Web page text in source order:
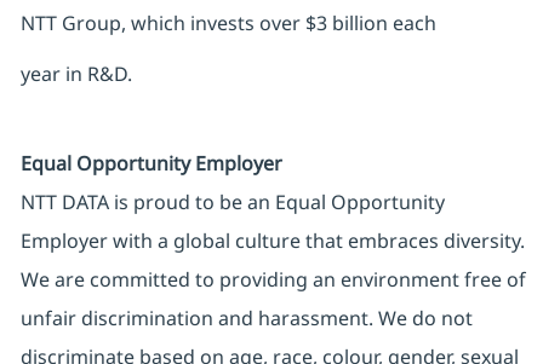
NTT Group, which invests over $3 billion each
year in R&D.
Equal Opportunity Employer
NTT DATA is proud to be an Equal Opportunity
Employer with a global culture that embraces diversity.
We are committed to providing an environment free of
unfair discrimination and harassment. We do not
discriminate based on age, race, colour, gender, sexual